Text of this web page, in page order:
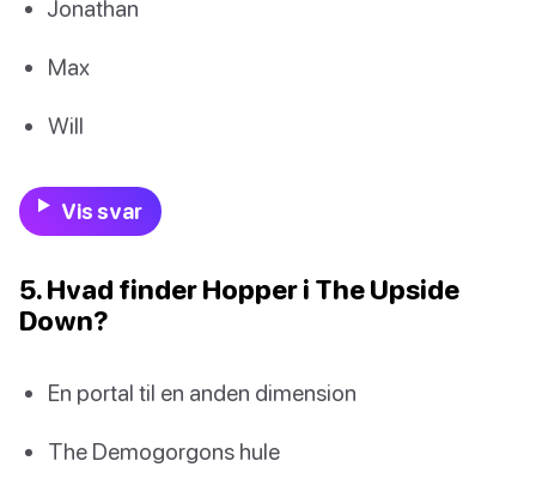
Jonathan
Max
Will
Vis svar
5. Hvad finder Hopper i The Upside
Down?
En portal til en anden dimension
The Demogorgons hule